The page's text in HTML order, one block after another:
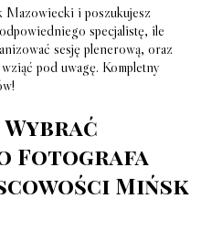
Mazowiecki i poszukujesz
specjalistę, ile
sesję plenerową, oraz
pod uwagę. Kompletny
Fotografa
Mińsk